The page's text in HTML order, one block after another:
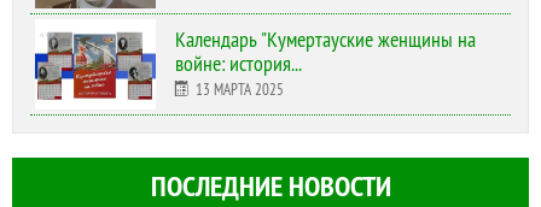
Календарь "Кумертауские женщины на
войне: история...
13 МАРТА 2025
ПОСЛЕДНИЕ НОВОСТИ